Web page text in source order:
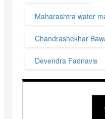
Maharashtra water
Chandrashekhar
Devendra Fadnavis